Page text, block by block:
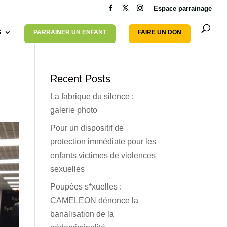
Espace parrainage
PARRAINER UN ENFANT FAIRE UN DON
Recent Posts
La fabrique du silence :
galerie photo
Pour un dispositif de
protection immédiate pour les
enfants victimes de violences
sexuelles
Poupées s*xuelles :
CAMELEON dénonce la
banalisation de la